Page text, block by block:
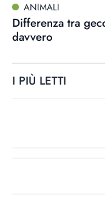
ANIMALI
Differenza tra
davvero
I PIÙ LETTI